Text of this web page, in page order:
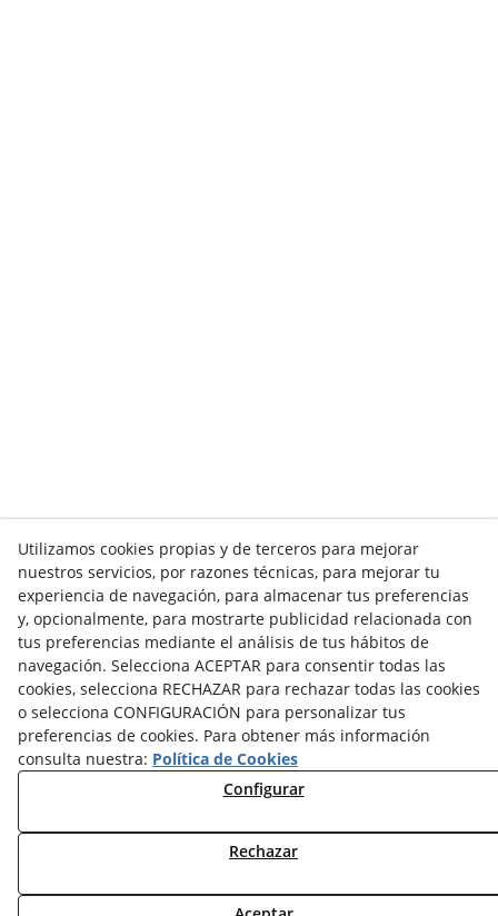
Utilizamos cookies propias y de terceros para mejorar
nuestros servicios, por razones técnicas, para mejorar tu
experiencia de navegación, para almacenar tus preferencias
y, opcionalmente, para mostrarte publicidad relacionada con
tus preferencias mediante el análisis de tus hábitos de
navegación. Selecciona ACEPTAR para consentir todas las
cookies, selecciona RECHAZAR para rechazar todas las cookies
o selecciona CONFIGURACIÓN para personalizar tus
preferencias de cookies. Para obtener más información
consulta nuestra: Política de Cookies
Configurar
Rechazar